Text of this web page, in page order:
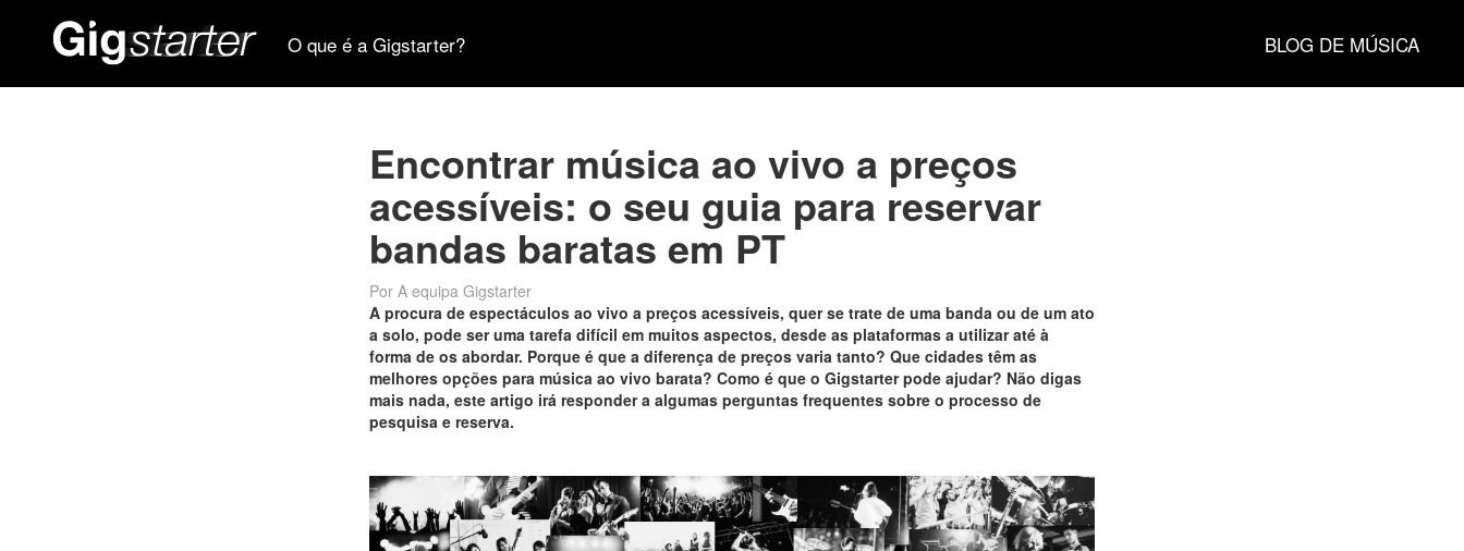
O que é a Gigstarter? BLOG DE MÚSICA
Encontrar música ao vivo a preços
acessíveis: o seu guia para reservar
bandas baratas em PT
Por A equipa Gigstarter
A procura de espectáculos ao vivo a preços acessíveis, quer se trate de uma banda ou de um ato
a solo, pode ser uma tarefa difícil em muitos aspectos, desde as plataformas a utilizar até à
forma de os abordar. Porque é que a diferença de preços varia tanto? Que cidades têm as
melhores opções para música ao vivo barata? Como é que o Gigstarter pode ajudar? Não digas
mais nada, este artigo irá responder a algumas perguntas frequentes sobre o processo de
pesquisa e reserva.